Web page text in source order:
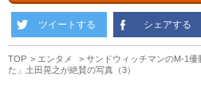
ツイートする シェアする
TOP エンタメ
サンドウィッチマンのM-1
た」土田晃之が絶賛の写真（3）